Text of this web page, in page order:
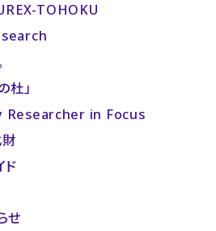
TOHOKU
杜」
in Focus
ド
せ